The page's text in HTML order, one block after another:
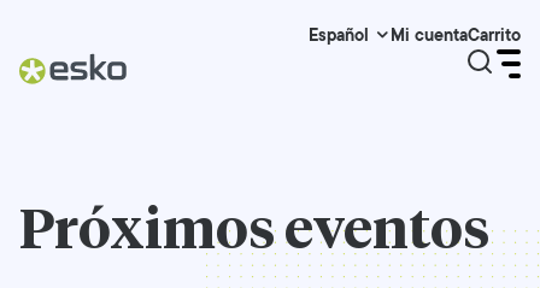
Español Mi cuentaCarrito
Próximos eventos